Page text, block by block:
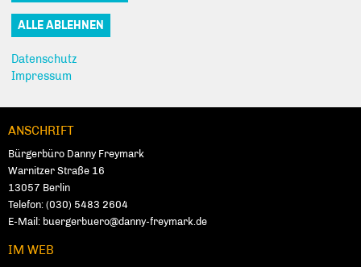
Empfehlen Sie uns!
Fußbereich
ANSCHRIFT
Bürgerbüro Danny Freymark
Warnitzer Straße 16
13057 Ber­lin
Telefon: (030) 5483 2604
E-Mail: buergerbuero@danny-freymark.de
IM WEB
Datenschutz
Impressum